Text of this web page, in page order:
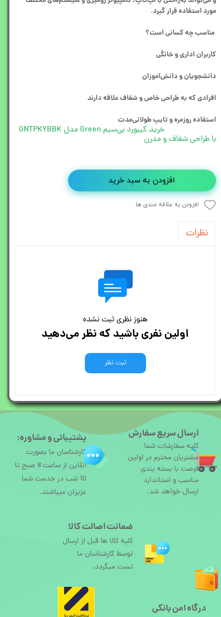
مورد استفاده قرار گیرد.
مناسب چه کسانی است؟
کاربران اداری و خانگی
دانشجویان و دانش‌آموزان
افرادی که به طراحی خاص و شفاف علاقه دارند
استفاده روزمره و تایپ طولانی‌مدت
خرید کیبورد بی‌سیم Green مدل GNTPKYBBK
با طراحی شفاف و مدرن
افزودن به سبد خرید
افزودن به علاقه مندی ها
نظرات
هنوز نظری ثبت نشده
اولین نفری باشید که نظر می‌دهید
ثبت نظر
ارسال سریع سفارش
کلیه سفارشات شما
مشتریان محترم در اولین
فرصت با بسته بندی
مناسب و استاندارد
ارسال خواهد شد.
درگاه امن بانکی
پشتیبانی و مشاوره:
کارشناسان ما بصورت
آنلاین از ساعت 8 صبح تا
10 شب در خدمت شما
عزیزان میباشند.
ضمانت اصالت کالا
کلیه کالا ها قبل از ارسال
توسط کارشناسان ما
تست میگردد.